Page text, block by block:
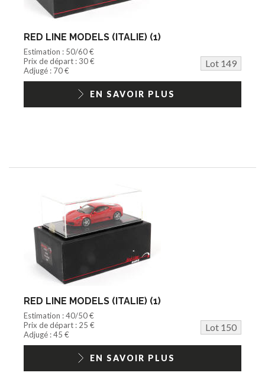
RED LINE MODELS (ITALIE) (1)
Estimation : 50/60 €
Prix de départ : 30 €
Lot 149
Adjugé : 70 €
EN SAVOIR PLUS
RED LINE MODELS (ITALIE) (1)
Estimation : 40/50 €
Prix de départ : 25 €
Lot 150
Adjugé : 45 €
EN SAVOIR PLUS